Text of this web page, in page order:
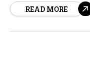
una relación calidad-
READ MORE